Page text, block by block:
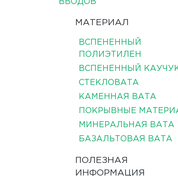
ВВОДОВ
МАТЕРИАЛ
ВСПЕНЕННЫЙ
ПОЛИЭТИЛЕН
ВСПЕНЕННЫЙ
СТЕКЛОВАТА
КАМЕННАЯ ВАТА
ПОКРЫВНЫЕ
МИНЕРАЛЬНАЯ ВАТА
БАЗАЛЬТОВАЯ ВАТА
ПОЛЕЗНАЯ
ИНФОРМАЦИЯ